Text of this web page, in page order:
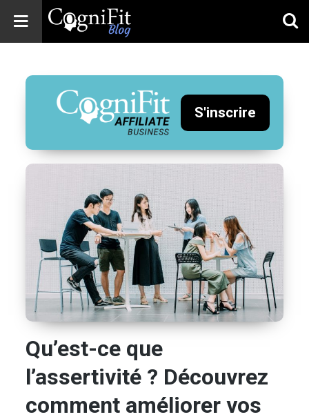
Blog: Brain
Health
News
Brain Training,
Mental Health, and
Wellness
S'inscrire
Qu’est-ce que
l’assertivité ? Découvrez
comment améliorer vos